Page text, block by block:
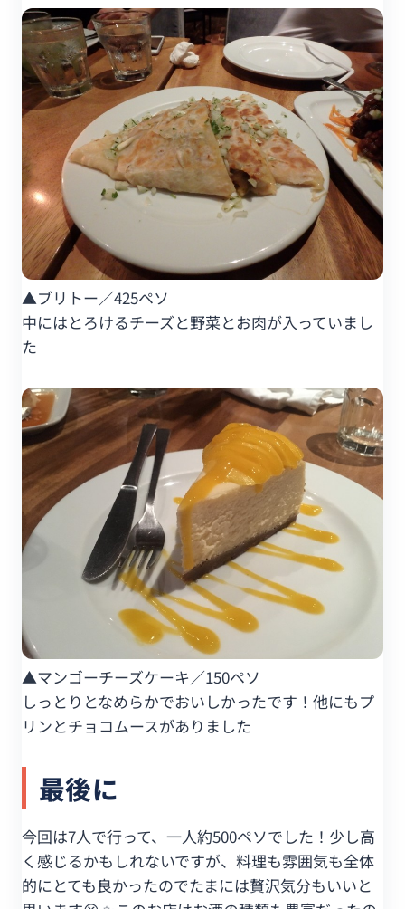
▲ブリトー／425ペソ
中にはとろけるチーズと野菜とお肉が入っていまし
た
▲マンゴーチーズケーキ／150ペソ
しっとりとなめらかでおいしかったです！他にもプ
リンとチョコムースがありました
最後に
今回は7人で行って、一人約500ペソでした！少し高
く感じるかもしれないですが、料理も雰囲気も全体
的にとても良かったのでたまには贅沢気分もいいと